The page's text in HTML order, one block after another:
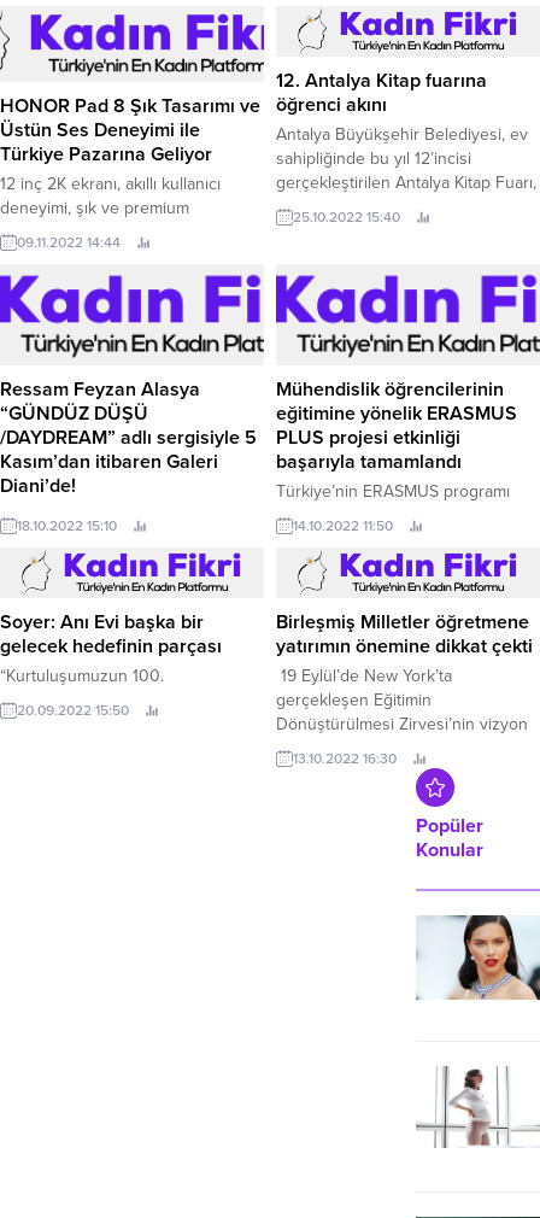
HONOR Pad 8 Şık Tasarımı ve
Üstün Ses Deneyimi ile
Türkiye Pazarına Geliyor
12 inç 2K ekranı, akıllı kullanıcı
deneyimi, şık ve premium
tasarımının yanı sıra sekiz
hoparlörü ile dikkat çeken HONOR
Pad 8, kullanıcılara güçlü ve
dengeli bir kullanım sunacak.
09.11.2022 14:44
12. Antalya Kitap fuarına
öğrenci akını
Antalya Büyükşehir Belediyesi, ev
sahipliğinde bu yıl 12’incisi
gerçekleştirilen Antalya Kitap Fuarı,
öğrenci akınına uğruyor.
25.10.2022 15:40
Ressam Feyzan Alasya
“GÜNDÜZ DÜŞÜ
/DAYDREAM” adlı sergisiyle 5
Kasım’dan itibaren Galeri
Diani’de!
Feyzan Alasya güçlü desenleri,
çarpıcı resimleriyle şarkılarını
söylüyor ve izleyenler hüznü ama
bir yandan da umudu sezerek
yürüyorlar onunla.
18.10.2022 15:10
Mühendislik öğrencilerinin
eğitimine yönelik ERASMUS
PLUS projesi etkinliği
başarıyla tamamlandı
Türkiye’nin ERASMUS programı
kapsamında en çok öğrenci alan ve
gönderen üniversiteleri arasında
yer alan Ege Üniversitesi, paydaşı
olduğu Avrupa Birliği ERASMUS
Plus projesi etkinliklerine devam
ediyor.
14.10.2022 11:50
Soyer: Anı Evi başka bir
gelecek hedefinin parçası
“Kurtuluşumuzun 100.
20.09.2022 15:50
Birleşmiş Milletler öğretmene
yatırımın önemine dikkat çekti
19 Eylül’de New York’ta
gerçekleşen Eğitimin
Dönüştürülmesi Zirvesi’nin vizyon
belgesinde, Birleşmiş Milletler
öğretmenlere yatırımın önemine
13.10.2022 16:30
Popüler
Konular